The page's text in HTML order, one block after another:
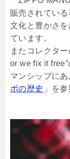
販売されてい
文化と豊かさ
ています。
またコレクタ
or we fix it
マンシップに
ポの歴史 」を